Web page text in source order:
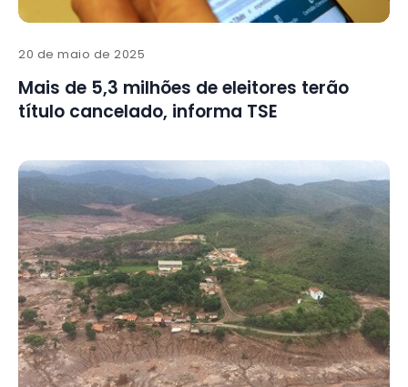
20 de maio de 2025
Mais de 5,3 milhões de eleitores terão
título cancelado, informa TSE